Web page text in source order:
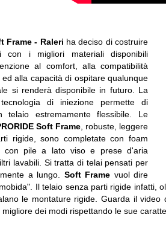
Frame - Raleri ha deciso di costruire
con i migliori materiali disponibili
al comfort, alla compatibilità
alla capacità di ospitare qualunque
si renderà disponibile in futuro. La
di iniezione permette di
telaio estremamente flessibile. Le
Soft Frame , robuste, leggere
rigide, sono completate con foam
con pile a lato viso e prese d'aria
lavabili. Si tratta di telai pensati per
a lungo. Soft Frame vuol dire
Il telaio senza parti rigide infatti,
le montature rigide. Guarda il
dei modi rispettando le sue